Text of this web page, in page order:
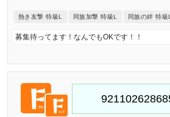
熱き友撃 特級L 同族加撃 特級L 同族の絆 特級L
募集待ってます！なんでもOKです！！